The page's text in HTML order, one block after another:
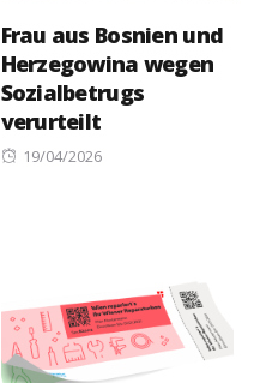
Frau aus Bosnien und
Herzegowina wegen
Sozialbetrugs
verurteilt
Posted
19/04/2026